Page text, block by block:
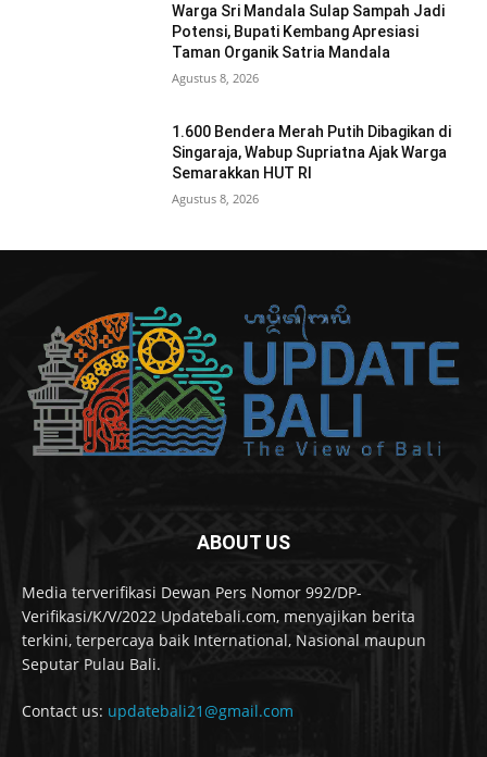
Warga Sri Mandala Sulap Sampah Jadi
Potensi, Bupati Kembang Apresiasi
Taman Organik Satria Mandala
Agustus 8, 2026
1.600 Bendera Merah Putih Dibagikan di
Singaraja, Wabup Supriatna Ajak Warga
Semarakkan HUT RI
Agustus 8, 2026
ABOUT US
Media terverifikasi Dewan Pers Nomor 992/DP-
Verifikasi/K/V/2022 Updatebali.com, menyajikan berita
terkini, terpercaya baik International, Nasional maupun
Seputar Pulau Bali.
Contact us: updatebali21@gmail.com